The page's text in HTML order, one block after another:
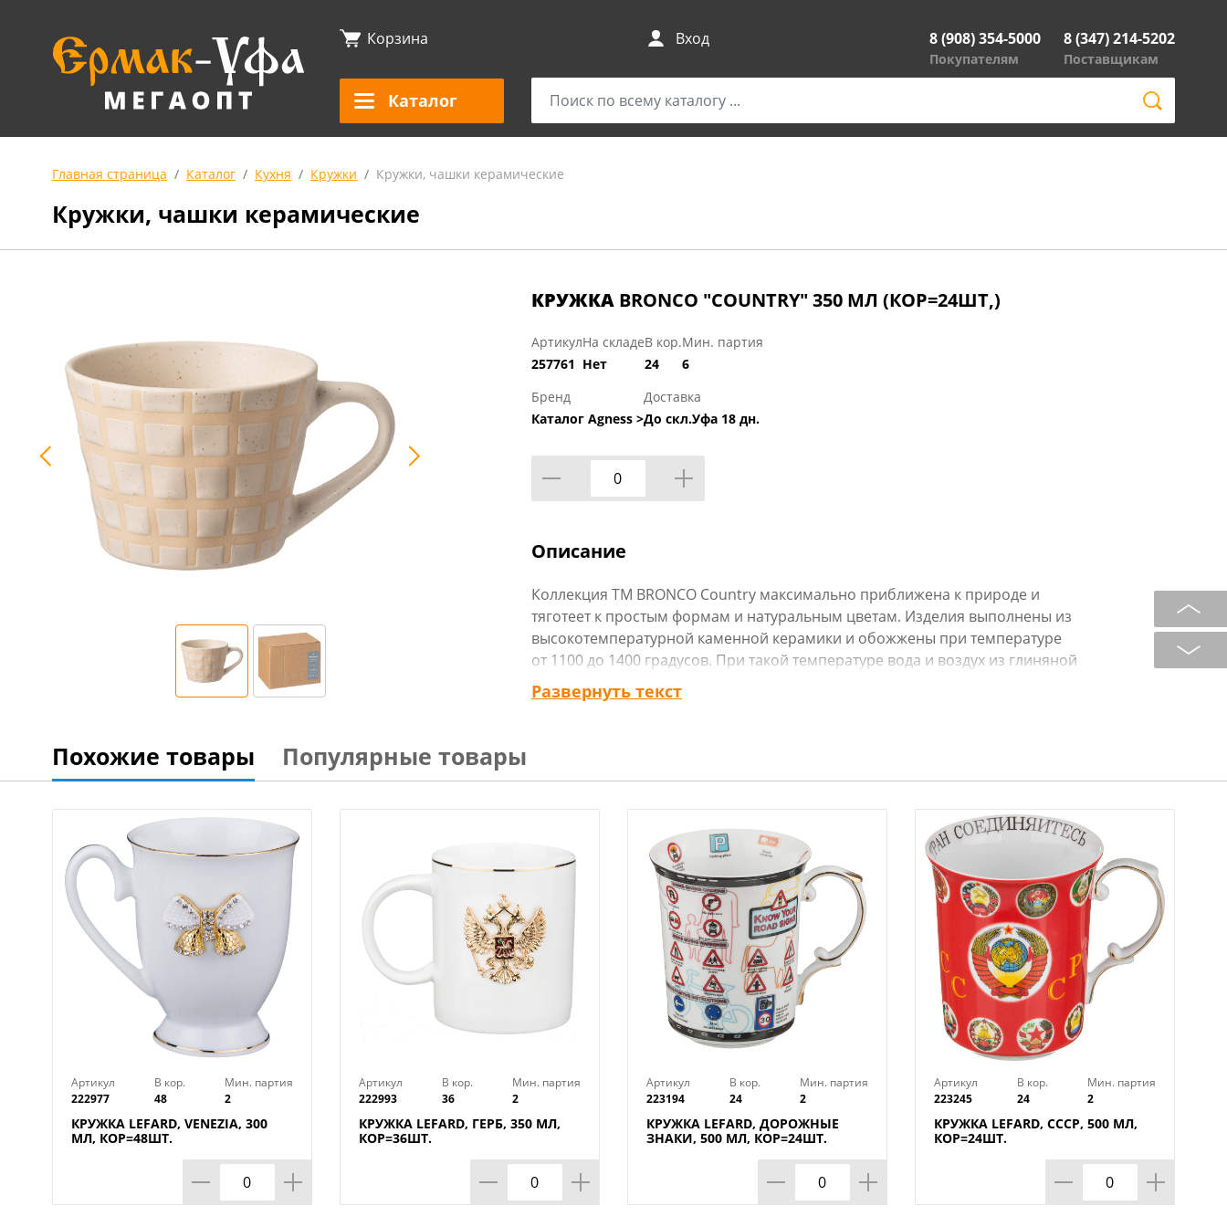
Корзина Вход 8 (908) 354-5000
Покупателям
8 (347) 214-5202
Поставщикам
Каталог
Главная страница Каталог Кухня Кружки Кружки, чашки керамические
Кружки, чашки керамические
КРУЖКА BRONCO "COUNTRY" 350 МЛ (КОР=24ШТ,)
Артикул
257761
На складе
Нет
В кор.
24
Мин. партия
6
Бренд
Каталог Agness >
Доставка
До скл.Уфа 18 дн.
Описание
Коллекция ТМ BRONCO Country максимально приближена к природе и
тяготеет к простым формам и натуральным цветам. Изделия выполнены из
высокотемпературной каменной керамики и обожжены при температуре
от 1100 до 1400 градусов. При такой температуре вода и воздух из глиняной
массы полностью испаряются и изделия становятся легче, плотнее, крепче,
приближаясь по своим характеристикам к фарфору. Современные
Они легки в уходе, вызывают приятные тактильные ощущения, длительное
время сохраняют первоначальный внешний вид. Каменную керамику
можно мыть в посудомоечной машине, использовать в микроволновой
Развернуть текст
Похожие товары Популярные товары
Артикул
222977
В кор.
48
Мин. партия
2
КРУЖКА LEFARD, VENEZIA, 300
МЛ, КОР=48ШТ.
Артикул
222993
В кор.
36
Мин. партия
2
КРУЖКА LEFARD, ГЕРБ, 350 МЛ,
КОР=36ШТ.
Артикул
223194
В кор.
24
Мин. партия
2
КРУЖКА LEFARD, ДОРОЖНЫЕ
ЗНАКИ, 500 МЛ, КОР=24ШТ.
Артикул
223245
В кор.
24
Мин. партия
2
КРУЖКА LEFARD, СССР, 500 МЛ,
КОР=24ШТ.